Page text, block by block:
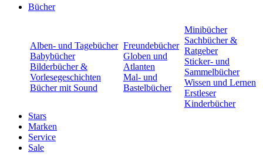
Bücher
Alben- und Tagebücher
Babybücher
Bilderbücher &
Vorlesegeschichten
Bücher mit Sound
Freundebücher
Globen und
Atlanten
Mal- und
Bastelbücher
Minibücher
Sachbücher &
Ratgeber
Sticker- und
Sammelbücher
Wissen und Lernen
Erstleser
Kinderbücher
Stars
Marken
Service
Sale